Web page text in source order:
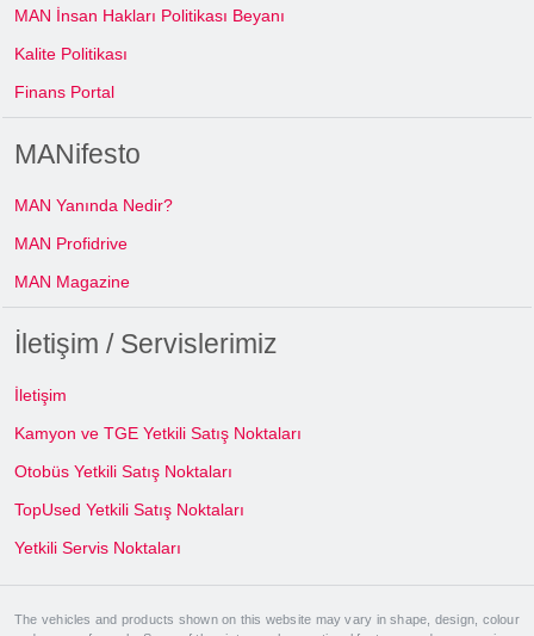
MAN İnsan Hakları Politikası Beyanı
Kalite Politikası
Finans Portal
MANifesto
MAN Yanında Nedir?
MAN Profidrive
MAN Magazine
İletişim / Servislerimiz
İletişim
Kamyon ve TGE Yetkili Satış Noktaları
Otobüs Yetkili Satış Noktaları
TopUsed Yetkili Satış Noktaları
Yetkili Servis Noktaları
The vehicles and products shown on this website may vary in shape, design, colour